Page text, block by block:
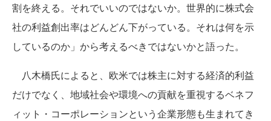
割を終える。それでいいのではないか。世界的に株式会
社の利益創出率はどんどん下がっている。それは何を示
しているのか」から考えるべきではないかと語った。
八木橋氏によると、欧米では株主に対する経済的利益
だけでなく、地域社会や環境への貢献を重視するベネフ
ィット・コーポレーションという企業形態も生まれてき